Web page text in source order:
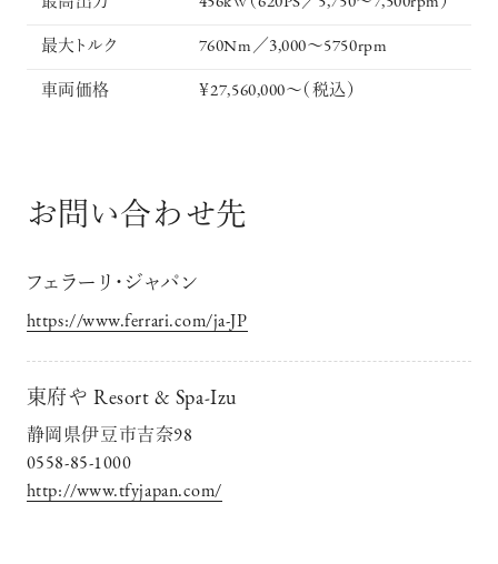
最大トルク 760Nm／3,000～5750rpm
車両価格 ￥27,560,000～（税込）
お問い合わせ先
フェラーリ・ジャパン
https://www.ferrari.com/ja-JP
東府や Resort & Spa-Izu
静岡県伊豆市吉奈98
0558-85-1000
http://www.tfyjapan.com/